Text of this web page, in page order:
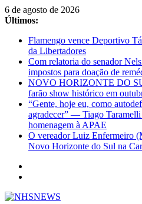
Pular
para
conteúdo
6 de agosto de 2026
Últimos:
Flamengo vence Deportivo
da Libertadores
Com relatoria do senador
impostos para doação de
NOVO HORIZONTE DO
farão show histórico em
“Gente, hoje eu, como
agradecer” — Tiago
homenagem à APAE
O vereador Luiz Enfermeiro
Novo Horizonte do Sul na